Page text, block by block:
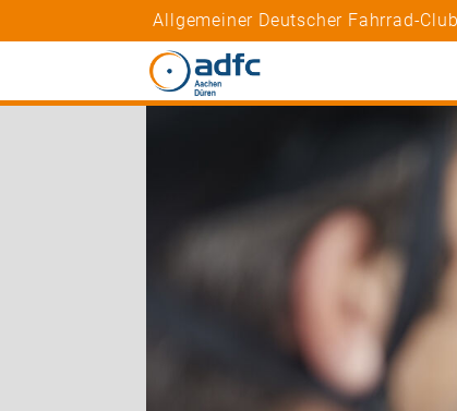
Allgemeiner Deutscher Fahrrad-